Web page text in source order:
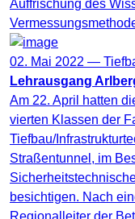
Auffrischung des
02. Mai 2022 —
Lehrausgang
Am 22. April hatten
vierten Klassen der
Tiefbau/
Straßentunnel, im
besichtigen. Nach
Regionalleiter der